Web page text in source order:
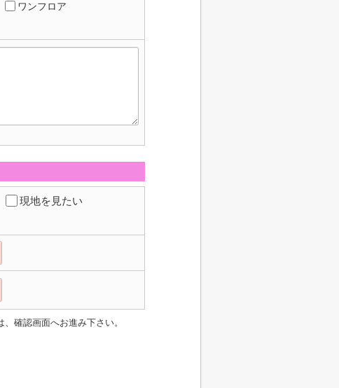
ワンフロア
現地を見たい
確認画面へお進み下さい。